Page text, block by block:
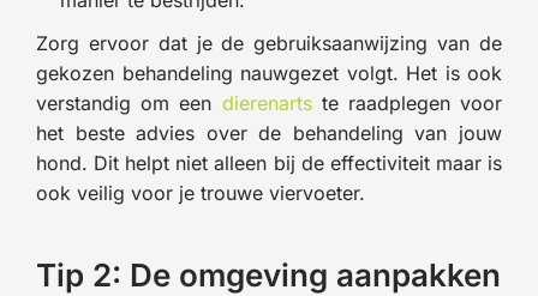
Zorg ervoor dat je de gebruiksaanwijzing van de
gekozen behandeling nauwgezet volgt. Het is ook
verstandig om een dierenartste raadplegen voor
het beste advies over de behandeling van jouw
hond. Dit helpt niet alleen bij de effectiviteit maar is
ook veilig voor je trouwe viervoeter.
Tip 2: De omgeving aanpakken